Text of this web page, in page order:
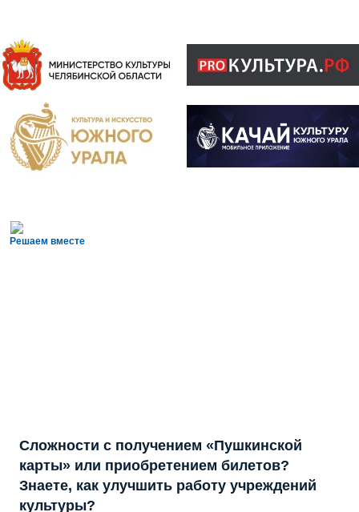
Решаем вместе
Сложности с получением «Пушкинской
карты» или приобретением билетов?
Знаете, как улучшить работу учреждений
культуры?